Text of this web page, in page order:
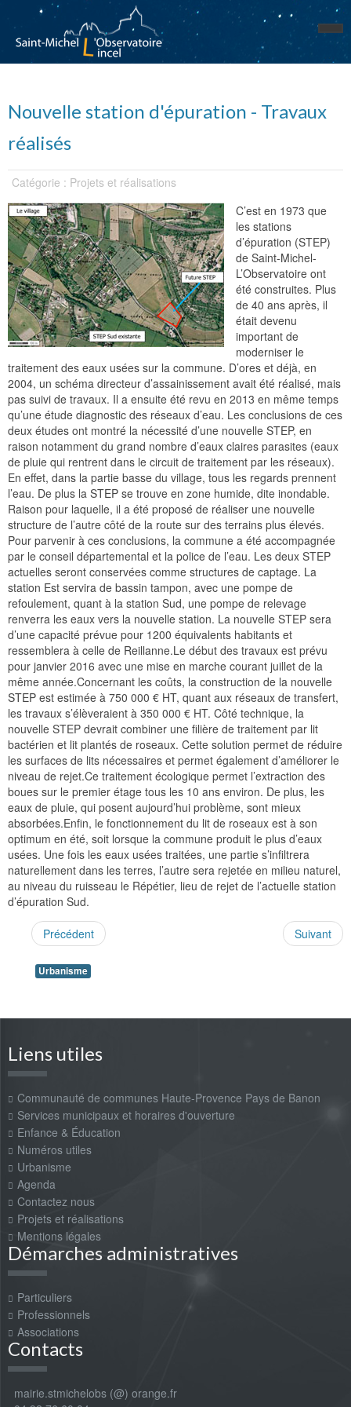
Nouvelle station d'épuration - Travaux
réalisés
Catégorie : Projets et réalisations
C’est en 1973 que
les stations
d’épuration (STEP)
de Saint-Michel-
L’Observatoire ont
été construites. Plus
de 40 ans après, il
était devenu
important de
moderniser le
traitement des eaux usées sur la commune. D’ores et déjà, en
2004, un schéma directeur d’assainissement avait été réalisé, mais
pas suivi de travaux. Il a ensuite été revu en 2013 en même temps
qu’une étude diagnostic des réseaux d’eau. Les conclusions de ces
deux études ont montré la nécessité d’une nouvelle STEP, en
raison notamment du grand nombre d’eaux claires parasites (eaux
de pluie qui rentrent dans le circuit de traitement par les réseaux).
En effet, dans la partie basse du village, tous les regards prennent
l’eau. De plus la STEP se trouve en zone humide, dite inondable.
Raison pour laquelle, il a été proposé de réaliser une nouvelle
structure de l’autre côté de la route sur des terrains plus élevés.
Pour parvenir à ces conclusions, la commune a été accompagnée
par le conseil départemental et la police de l’eau. Les deux STEP
actuelles seront conservées comme structures de captage. La
station Est servira de bassin tampon, avec une pompe de
refoulement, quant à la station Sud, une pompe de relevage
renverra les eaux vers la nouvelle station. La nouvelle STEP sera
d’une capacité prévue pour 1200 équivalents habitants et
ressemblera à celle de Reillanne.Le début des travaux est prévu
pour janvier 2016 avec une mise en marche courant juillet de la
même année.Concernant les coûts, la construction de la nouvelle
STEP est estimée à 750 000 € HT, quant aux réseaux de transfert,
les travaux s’élèveraient à 350 000 € HT. Côté technique, la
nouvelle STEP devrait combiner une filière de traitement par lit
bactérien et lit plantés de roseaux. Cette solution permet de réduire
les surfaces de lits nécessaires et permet également d’améliorer le
niveau de rejet.Ce traitement écologique permet l’extraction des
boues sur le premier étage tous les 10 ans environ. De plus, les
eaux de pluie, qui posent aujourd’hui problème, sont mieux
absorbées.Enfin, le fonctionnement du lit de roseaux est à son
optimum en été, soit lorsque la commune produit le plus d’eaux
usées. Une fois les eaux usées traitées, une partie s’infiltrera
naturellement dans les terres, l’autre sera rejetée en milieu naturel,
au niveau du ruisseau le Répétier, lieu de rejet de l’actuelle station
d’épuration Sud.
Précédent Suivant
Urbanisme
Liens utiles
Communauté de communes Haute-Provence Pays de Banon
Services municipaux et horaires d'ouverture
Enfance & Éducation
Numéros utiles
Urbanisme
Agenda
Contactez nous
Projets et réalisations
Mentions légales
Démarches administratives
Particuliers
Professionnels
Associations
Contacts
mairie.stmichelobs (@) orange.fr